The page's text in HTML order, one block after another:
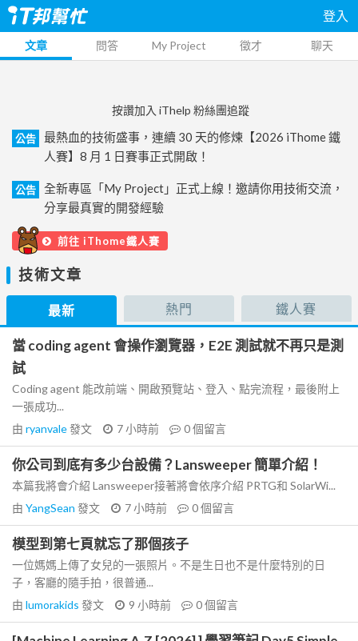
登入
文章 問答 My Project 徵才 聊天
按讚加入 iThelp 粉絲團追蹤
公告
最熱血的技術盛事，連續 30 天的修煉【2026 iThome 鐵
人賽】8 月 1 日賽事正式開啟！
公告
全新專區「My Project」正式上線！邀請你用技術交流，
分享最真實的開發經驗
前往 iThome鐵人賽
技術文章
最新 熱門 鐵人賽
當 coding agent 會操作瀏覽器，E2E 測試就不再只是測
試
Coding agent 能改前端、開啟預覽站、登入、點完流程，最後附上
一張成功...
由 ryanvale發文 7 小時前 0個留言
你公司到底有多少台設備？Lansweeper 簡單介紹！
本篇我將會介紹 Lansweeper接著將會依序介紹 PRTG和 SolarWi...
由 YangSean 發文 7 小時前 0個留言
模型到第七頁就忘了那個孩子
一位媽媽上傳了女兒的一張照片。不是生日也不是什麼特別的日
子，客廳的隨手拍，很普通...
由 lumorakids 發文 9 小時前 0個留言